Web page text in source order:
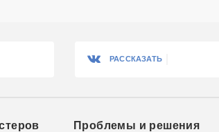
РАССКАЗАТЬ
Проблемы и решения